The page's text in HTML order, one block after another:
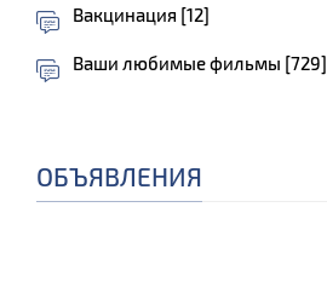
Вакцинация [12]
Ваши любимые фильмы [729]
ОБЪЯВЛЕНИЯ